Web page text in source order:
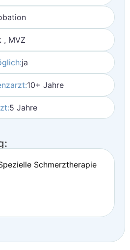
, MVZ
ja
10+ Jahre
5 Jahre
Schmerztherapie